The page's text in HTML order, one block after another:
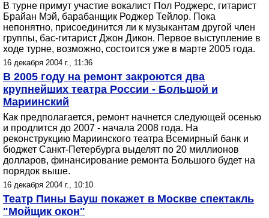
В турне примут участие вокалист Пол Роджерс, гитарист
Брайан Мэй, барабанщик Роджер Тейлор. Пока
непонятно, присоединится ли к музыкантам другой член
группы, бас-гитарист Джон Дикон. Первое выступление в
ходе турне, возможно, состоится уже в марте 2005 года.
16 декабря 2004 г., 11:36
В 2005 году на ремонт закроются два
крупнейших театра России - Большой и
Мариинский
Как предполагается, ремонт начнется следующей осенью
и продлится до 2007 - начала 2008 года. На
реконструкцию Мариинского театра Всемирный банк и
бюджет Санкт-Петербурга выделят по 20 миллионов
долларов, финансирование ремонта Большого будет на
порядок выше.
16 декабря 2004 г., 10:10
Театр Пины Бауш покажет в Москве спектакль
"Мойщик окон"